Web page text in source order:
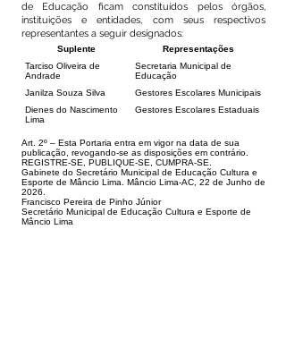
de Educação ficam constituídos pelos órgãos,
instituições e entidades, com seus respectivos
representantes a seguir designados:
Suplente
Representações
Tarciso Oliveira de
Andrade
Secretaria Municipal de
Educação
Janilza Souza Silva
Gestores Escolares Municipais
Dienes do Nascimento
Lima
Gestores Escolares Estaduais
Art. 2º – Esta Portaria entra em vigor na data de sua
publicação, revogando-se as disposições em contrário.
REGISTRE-SE, PUBLIQUE-SE, CUMPRA-SE.
Gabinete do Secretário Municipal de Educação Cultura e
Esporte de Mâncio Lima. Mâncio Lima-AC, 22 de Junho de
2026.
Francisco Pereira de Pinho Júnior
Secretário Municipal de Educação Cultura e Esporte de
Mâncio Lima